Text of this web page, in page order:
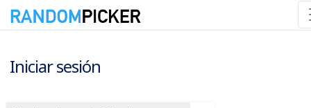
Iniciar sesión